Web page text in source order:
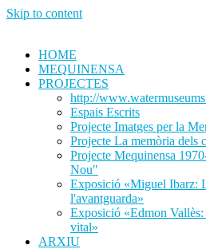
Skip to content
HOME
MEQUINENSA
PROJECTES
http://
Espais Escrits
Projecte Imatges per la
Projecte La memòria dels
Projecte Mequinensa
Nou"
Exposició «Miguel Ibarz:
l'avantguarda»
Exposició «Edmon
vital»
ARXIU